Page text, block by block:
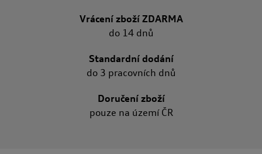
Vrácení zboží ZDARMA
do 14 dnů
Standardní dodání
do 3 pracovních dnů
Doručení zboží
pouze na území ČR